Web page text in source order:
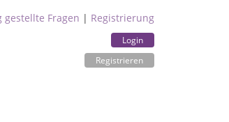
gestellte Fragen | Registrierung
Login
Registrieren